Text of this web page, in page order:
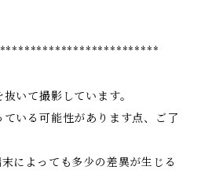
いて撮影しています。
いる可能性があります点、ご了
によっても多少の差異が生じる